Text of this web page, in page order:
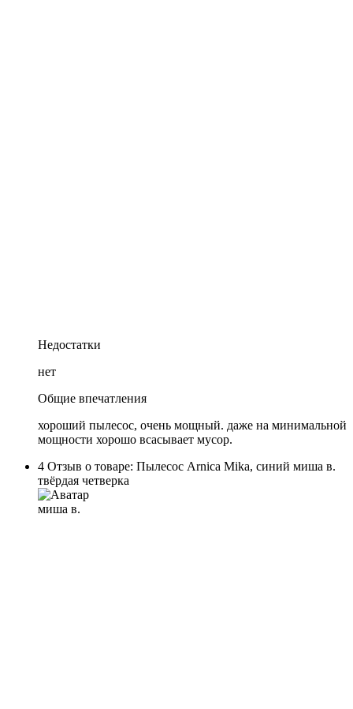
Недостатки
нет
Общие впечатления
хороший пылесос, очень мощный. даже на минимальной
мощности хорошо всасывает мусор.
4 Отзыв о товаре: Пылесос Arnica Mika, синий миша в.
твёрдая четверка
миша в.